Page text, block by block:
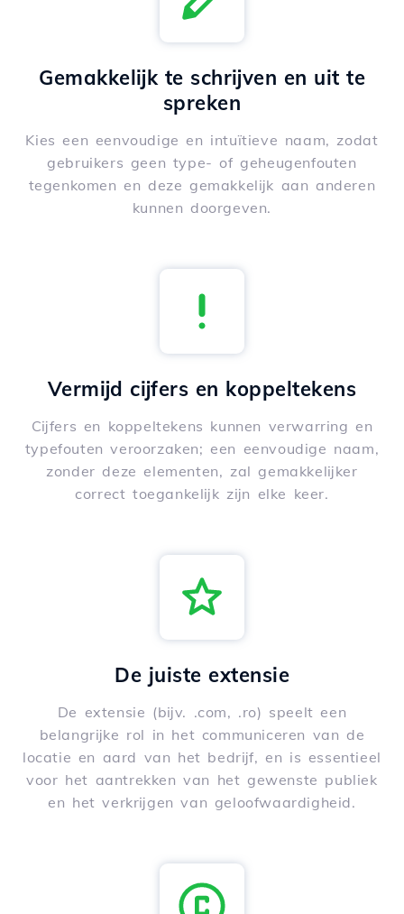
Gemakkelijk te schrijven en uit te
spreken
Kies een eenvoudige en intuïtieve naam, zodat
gebruikers geen type- of geheugenfouten
tegenkomen en deze gemakkelijk aan anderen
kunnen doorgeven.
Vermijd cijfers en koppeltekens
Cijfers en koppeltekens kunnen verwarring en
typefouten veroorzaken; een eenvoudige naam,
zonder deze elementen, zal gemakkelijker
correct toegankelijk zijn elke keer.
De juiste extensie
De extensie (bijv. .com, .ro) speelt een
belangrijke rol in het communiceren van de
locatie en aard van het bedrijf, en is essentieel
voor het aantrekken van het gewenste publiek
en het verkrijgen van geloofwaardigheid.